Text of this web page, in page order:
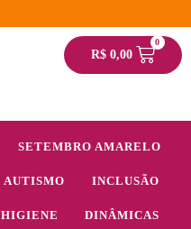
R$0,00
0
SETEMBRO AMARELO
AUTISMO INCLUSÃO
HIGIENE DINÂMICAS